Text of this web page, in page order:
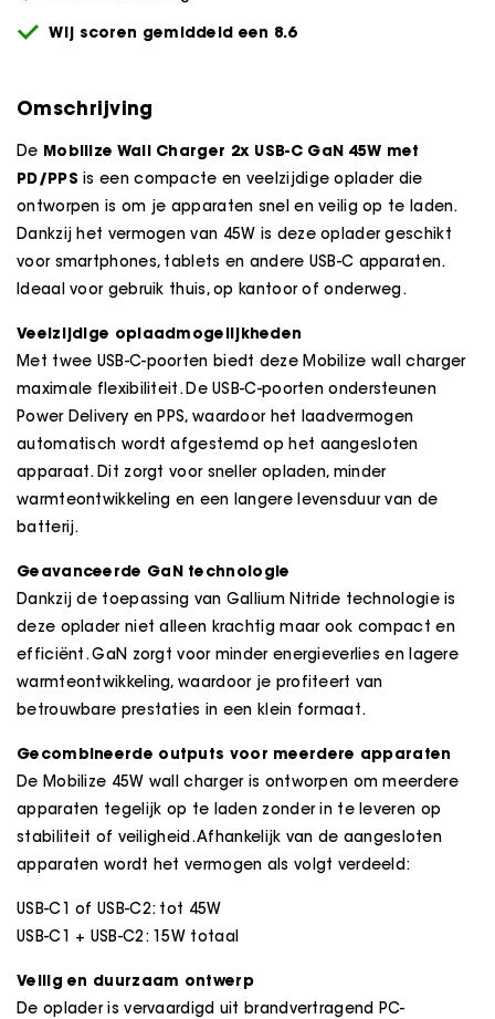
Wij scoren gemiddeld een 8.6
Omschrijving
De Mobilize Wall Charger 2x USB-C GaN 45W met
PD/PPS is een compacte en veelzijdige oplader die
ontworpen is om je apparaten snel en veilig op te laden.
Dankzij het vermogen van 45W is deze oplader geschikt
voor smartphones, tablets en andere USB-C apparaten.
Ideaal voor gebruik thuis, op kantoor of onderweg.
Veelzijdige oplaadmogelijkheden
Met twee USB-C-poorten biedt deze Mobilize wall charger
maximale flexibiliteit. De USB-C-poorten ondersteunen
Power Delivery en PPS, waardoor het laadvermogen
automatisch wordt afgestemd op het aangesloten
apparaat. Dit zorgt voor sneller opladen, minder
warmteontwikkeling en een langere levensduur van de
batterij.
Geavanceerde GaN technologie
Dankzij de toepassing van Gallium Nitride technologie is
deze oplader niet alleen krachtig maar ook compact en
efficiënt. GaN zorgt voor minder energieverlies en lagere
warmteontwikkeling, waardoor je profiteert van
betrouwbare prestaties in een klein formaat.
Gecombineerde outputs voor meerdere apparaten
De Mobilize 45W wall charger is ontworpen om meerdere
apparaten tegelijk op te laden zonder in te leveren op
stabiliteit of veiligheid. Afhankelijk van de aangesloten
apparaten wordt het vermogen als volgt verdeeld:
USB-C1 of USB-C2: tot 45W
USB-C1 + USB-C2: 15W totaal
Veilig en duurzaam ontwerp
De oplader is vervaardigd uit brandvertragend PC-